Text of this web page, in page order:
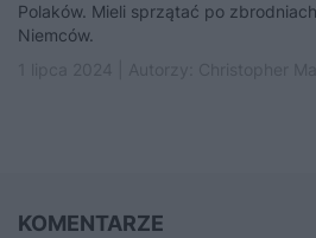
Polaków. Mieli sprzątać po zbrodniach
Niemców.
KOMENTARZE